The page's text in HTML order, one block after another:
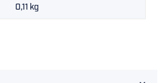
0,11 kg